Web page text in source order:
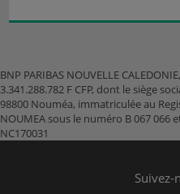
BNP PARIBAS NOUVELLE
3.341.288.782 F CFP, dont le siège
98800 Nouméa, immatriculée au
NOUMEA sous le numéro B 067 066
NC170031
Suivez-